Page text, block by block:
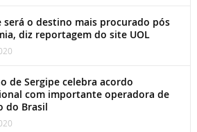
será o destino mais procurado pós
diz reportagem do site UOL
de Sergipe celebra acordo
com importante operadora de
do Brasil